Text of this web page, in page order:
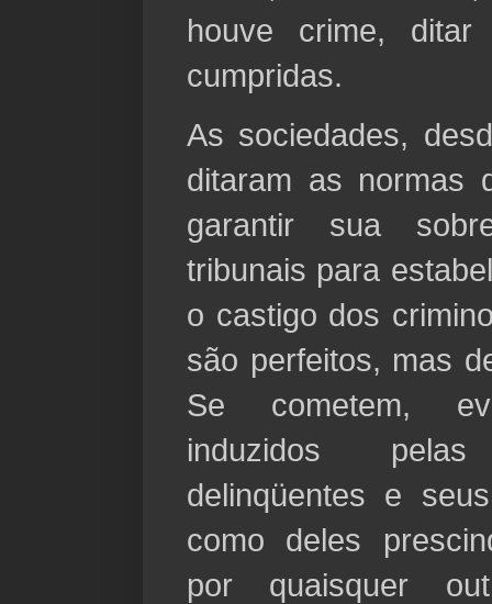
houve crime,
cumpridas.
As sociedades,
ditaram as normas
garantir sua
tribunais para
o castigo dos
são perfeitos, mas
Se cometem,
induzidos
delinqüentes e
como deles
por quaisquer